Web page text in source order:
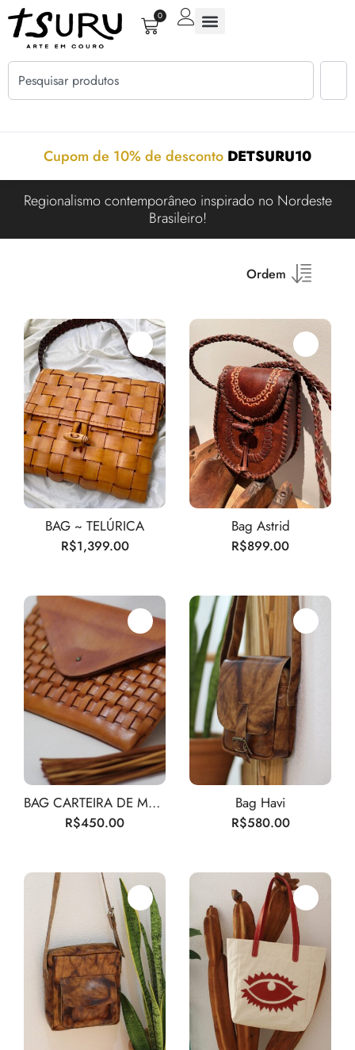
0
Cupom de 10% de desconto DETSURU10
Regionalismo contemporâneo inspirado no Nordeste
Brasileiro!
Ordem
BAG ~ TELÚRICA
R$1,399.00
Bag Astrid
R$899.00
BAG CARTEIRA DE MÃO
R$450.00
Bag Havi
R$580.00